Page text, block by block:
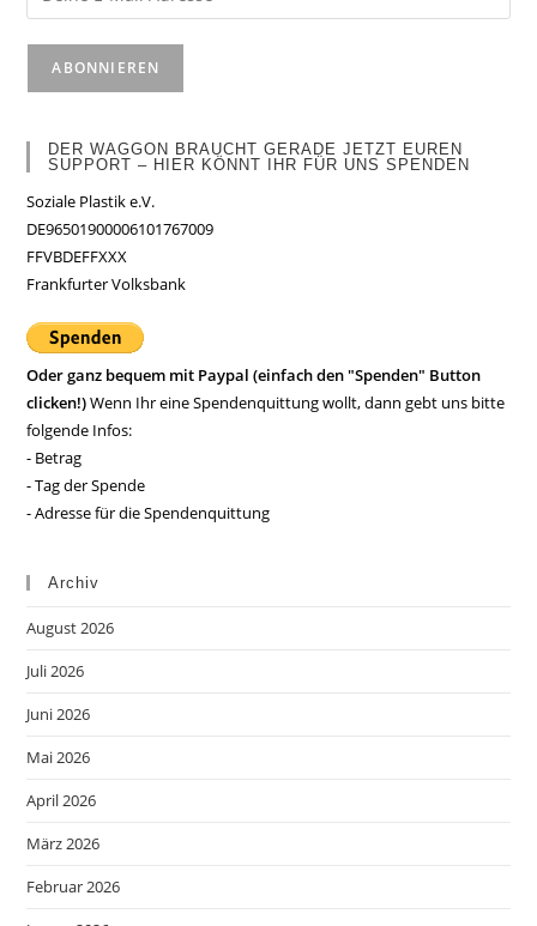
DER WAGGON BRAUCHT GERADE JETZT EUREN
SUPPORT – HIER KÖNNT IHR FÜR UNS SPENDEN
Soziale Plastik e.V.
DE96501900006101767009
FFVBDEFFXXX
Frankfurter Volksbank
Oder ganz bequem mit Paypal (einfach den "Spenden" Button
clicken!)Wenn Ihr eine Spendenquittung wollt, dann gebt uns bitte
folgende Infos:
- Betrag
- Tag der Spende
- Adresse für die Spendenquittung
Archiv
August 2026
Juli 2026
Juni 2026
Mai 2026
April 2026
März 2026
Februar 2026